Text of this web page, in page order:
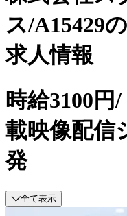
ス/A15429
求人情報
時給3100円
載映像配信
発
全て表示